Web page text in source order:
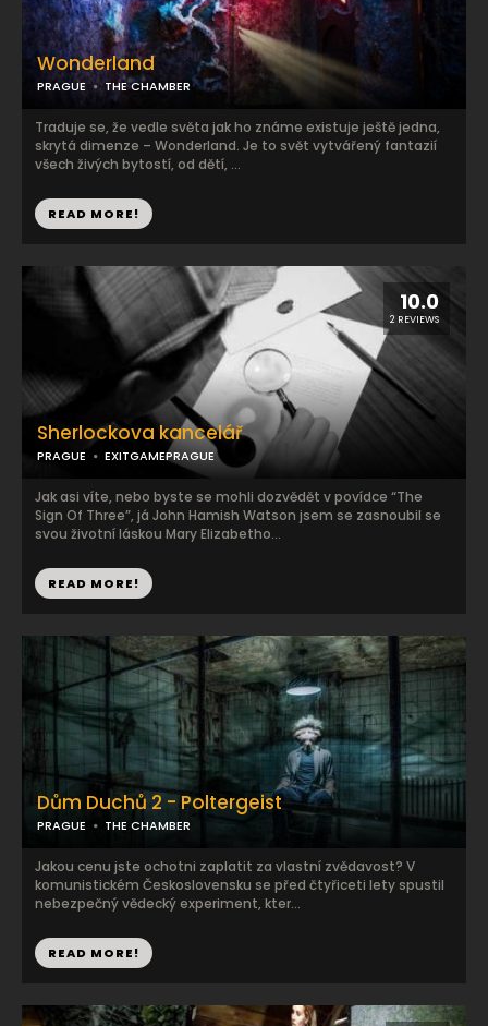
Wonderland
PRAGUE THE CHAMBER
Traduje se, že vedle světa jak ho známe existuje ještě jedna,
skrytá dimenze – Wonderland. Je to svět vytvářený fantazií
všech živých bytostí, od dětí, ...
READ MORE!
10.0
2 REVIEWS
Sherlockova kancelář
PRAGUE EXITGAMEPRAGUE
Jak asi víte, nebo byste se mohli dozvědět v povídce “The
Sign Of Three”, já John Hamish Watson jsem se zasnoubil se
svou životní láskou Mary Elizabetho...
READ MORE!
Dům Duchů 2 - Poltergeist
PRAGUE THE CHAMBER
Jakou cenu jste ochotni zaplatit za vlastní zvědavost? V
komunistickém Československu se před čtyřiceti lety spustil
nebezpečný vědecký experiment, kter...
READ MORE!